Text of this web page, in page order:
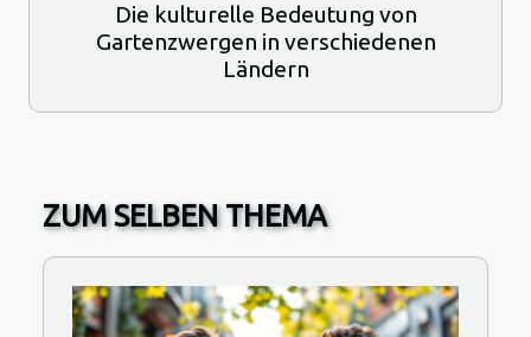
Die kulturelle Bedeutung von
Gartenzwergen in verschiedenen
Ländern
ZUM SELBEN THEMA